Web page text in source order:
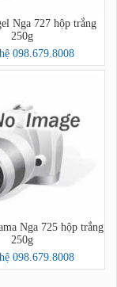
Nga 727 hộp trắng
250g
098.679.8008
Nga 725 hộp trắng
250g
098.679.8008